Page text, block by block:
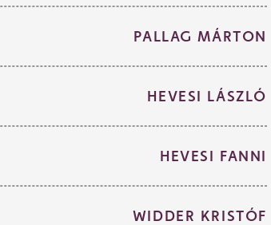
PALLAG MÁRTON
HEVESI LÁSZLÓ
HEVESI FANNI
WIDDER KRISTÓF